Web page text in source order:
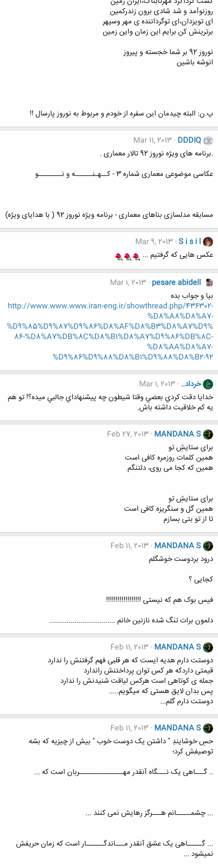
روزنوآمد و شد شادی برون زندرکمین
ای تویزدان،ای توگرداننده ی مهر وسپهر
برترینش کن برایم این زمان واین زمین
نوروز 92 بر شما خجسته و پیروز
انوشه باشین
پ.ن: البته چیدمان این سفره از خودم و مربوط به نوروز پارسال !!
DDDIQ
Mar 11, 2013
.برنامه های ویژه نوروز 92 تالار معماری .
عکاسی موضوعی معماری شماره 3 - کــهـنــــــه و نــــــــو
مسابقه مدلسازی بناهای معماری - برنامه ویژه نوروز 92 ( با هدایای ویژه)
S i s i l
Mar 9, 2013
عکس هایی که گرفتیم ...
pesare abidell
Mar 1, 2013
بیا و جواب بده
http://www.www.www.iran-eng.ir/showthread.php/436302-
%D8%A8%D8%A7-
%D9%85%D9%87%D9%86%D8%AF%D8%B3%D8%A7%D9%
86-%D8%A7%DB%8C%D8%B1%D8%A7%D9%86%DB%8C-
%D8%AA%D8%A7-
%D9%86%D9%88%D8%B1%D9%88%D8%B2-92
خ خرداد.. Mar 1, 2013
خدايا دقت كردي بعضي وقتا شيطون چه پيشنهاداي جالبي ميده؟! تو هم
يه کم خلاقيت داشته باش.
MANDANA S
Feb 27, 2013
برای ستایشِ تو
همین کلمات روزمره کافی است
همین که کجا می روی، دلتنگم
برای ستایشِ تو
همین گل و سنگریزه کافی است
تا از تو بتی بسازم
MANDANA S
Feb 11, 2013
درود بردوست خوشگلم
کجایی ؟
فیس بوک هم که نیستی !!!!!!!!!!!!!!!!!!
دلمون برات تنگ شده نازنین خانم ..................................
MANDANA S
Feb 11, 2013
دوستت دارم هدیه ایست که هر قلبی فهم گرفتنش را ندارد
قیمتی داردکه هر کس توان پرداختنش راندارد
جمله ی کوتاهی است هرکس لیاقت شنیدنش را ندارد
پس بدان لایق هستی که میگویم.....
دوستت دارم گلم...
MANDANA S
Feb 11, 2013
حسِ خوشایندِ " داشتن یک دوست خوب " بیش از چیزیه که بشه
توصیفش کرد؛
.. گـــاهی یک نـــگاه آنقدر مهـــــــــــــــربان است که ...
... چشمـــــانم هـــرگز رهایش نمی کنند ...
... گـــــاهی یک عشق آنقدر مـــاندگــــــار است که زمان حریفش
نمیشود ...